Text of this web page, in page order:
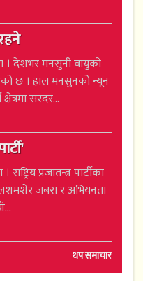
। देशभर मनसुनी वायुको
छ । हाल मनसुनको न्यून
सरदर...
प्रजातन्त्र पार्टीका
जबरा र अभियनता
थप समाचार